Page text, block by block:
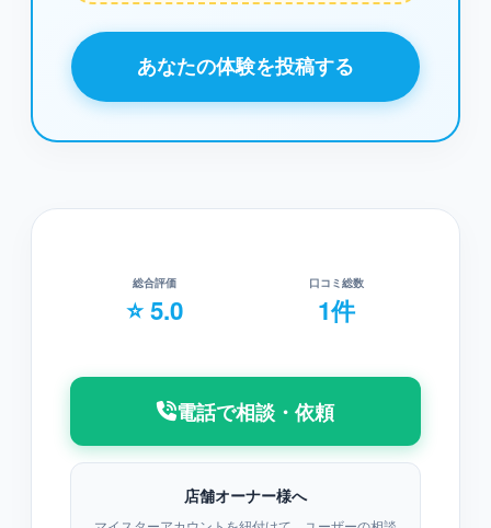
あなたの体験を投稿する
総合評価
⭐ 5.0
口コミ総数
1件
電話で相談・依頼
店舗オーナー様へ